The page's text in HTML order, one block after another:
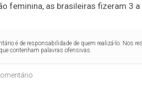
feminina, as brasileiras fizeram 3
é de responsabilidade de quem realizá-lo. Nos
contenham palavras ofensivas.